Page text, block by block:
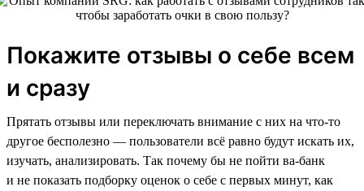
Покажите отзывы о себе всем
и сразу
Прятать отзывы или переключать внимание с них на что-то
другое бесполезно — пользователи всё равно будут искать их,
изучать, анализировать. Так почему бы не пойти ва-банк
и не показать подборку оценок о себе с первых минут, как